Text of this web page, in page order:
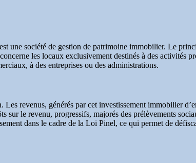
une société de gestion de patrimoine immobilier. Le
les locaux exclusivement destinés à des activités
à des entreprises ou des administrations.
revenus, générés par cet investissement immobilier
sur le revenu, progressifs, majorés des prélèvements
dans le cadre de la Loi Pinel, ce qui permet de